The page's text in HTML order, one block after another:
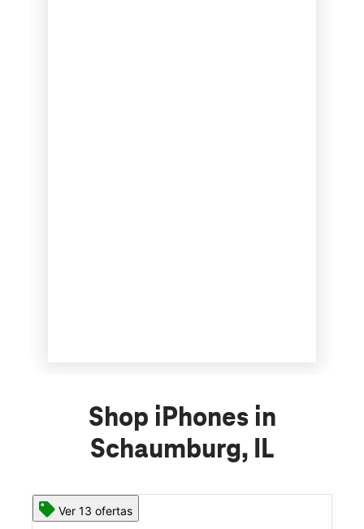
Shop iPhones in
Schaumburg, IL
Ver 13 ofertas